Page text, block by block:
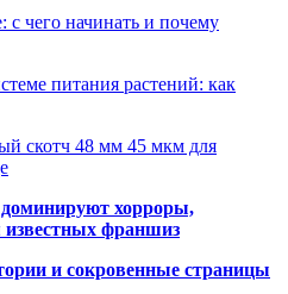
с чего начинать и почему
питания растений: как
скотч 48 мм 45 мкм для
доминируют хорроры,
известных франшиз
и сокровенные страницы